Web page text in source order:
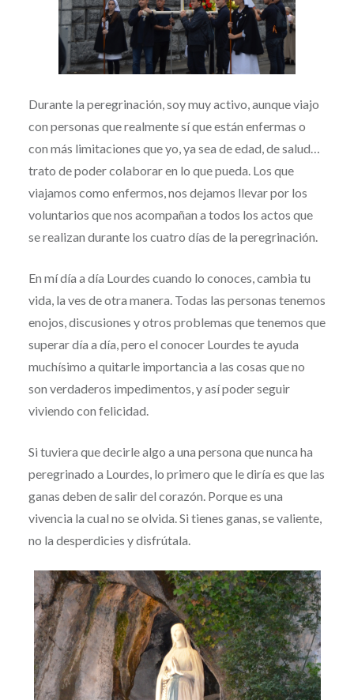
Durante la peregrinación, soy muy activo, aunque viajo
con personas que realmente sí que están enfermas o
con más limitaciones que yo, ya sea de edad, de salud…
trato de poder colaborar en lo que pueda. Los que
viajamos como enfermos, nos dejamos llevar por los
voluntarios que nos acompañan a todos los actos que
se realizan durante los cuatro días de la peregrinación.
En mí día a día Lourdes cuando lo conoces, cambia tu
vida, la ves de otra manera. Todas las personas tenemos
enojos, discusiones y otros problemas que tenemos que
superar día a día, pero el conocer Lourdes te ayuda
muchísimo a quitarle importancia a las cosas que no
son verdaderos impedimentos, y así poder seguir
viviendo con felicidad.
Si tuviera que decirle algo a una persona que nunca ha
peregrinado a Lourdes, lo primero que le diría es que las
ganas deben de salir del corazón. Porque es una
vivencia la cual no se olvida. Si tienes ganas, se valiente,
no la desperdicies y disfrútala.